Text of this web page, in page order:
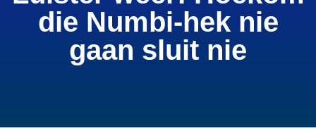
die Numbi-hek nie
gaan sluit nie